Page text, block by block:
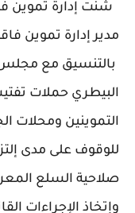
شنت إدارة تموين
مدير إدارة تموين
بالتنسيق مع مجلس
البيطري حملات
التموينين ومحلات
للوقوف على مدى
صلاحية السلع
وإتخاذ الإجراءات